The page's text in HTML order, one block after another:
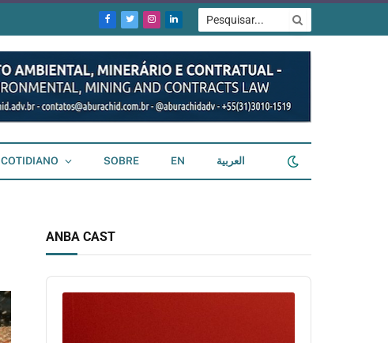
Facebook
TwitterInstagram
LinkedIn
COTIDIANO SOBRE EN العربية
ANBA CAST
Audio
Player